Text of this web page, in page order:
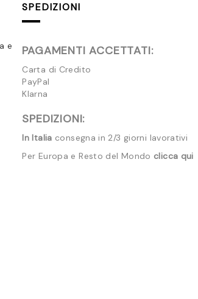
e
SPEDIZIONI
PAGAMENTI ACCETTATI:
Carta di Credito
PayPal
Klarna
SPEDIZIONI:
In Italia consegna in 2/3 giorni lavorativi
Per Europa e Resto del Mondo clicca qui